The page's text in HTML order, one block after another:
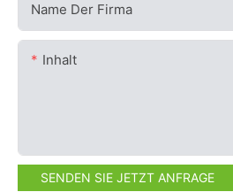
Name Der Firma
Inhalt
SENDEN SIE JETZT ANFRAGE